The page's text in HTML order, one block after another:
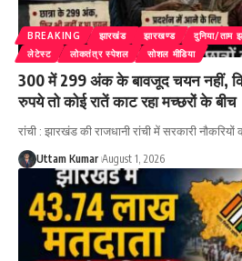
BREAKING झारखंड झारखण्ड दुनिया/ताम
लेटेस्ट
लोकतंत्र स्पेशल सोशल मीडिया
300 में 299 अंक के बावजूद चयन नहीं,
रुपये तो कोई रातें काट रहा मच्छरों के बीच
रांची : झारखंड की राजधानी रांची में सरकारी नौकरियों
Uttam Kumar August 1, 2026